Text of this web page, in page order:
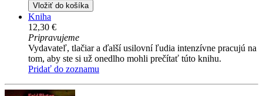
Vložiť do košíka
Kniha
12,30 €
Pripravujeme
Vydavateľ, tlačiar a ďalší usilovní ľudia intenzívne pracujú na
tom, aby ste si už onedlho mohli prečítať túto knihu.
Pridať do zoznamu